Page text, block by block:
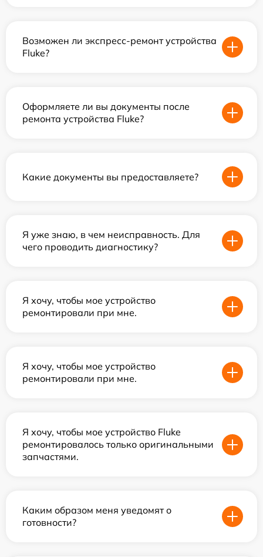
Возможен ли экспресс-ремонт устройства
Fluke?
Оформляете ли вы документы после
ремонта устройства Fluke?
Какие документы вы предоставляете?
Я уже знаю, в чем неисправность. Для
чего проводить диагностику?
Я хочу, чтобы мое устройство
ремонтировали при мне.
Я хочу, чтобы мое устройство
ремонтировали при мне.
Я хочу, чтобы мое устройство Fluke
ремонтировалось только оригинальными
запчастями.
Каким образом меня уведомят о
готовности?